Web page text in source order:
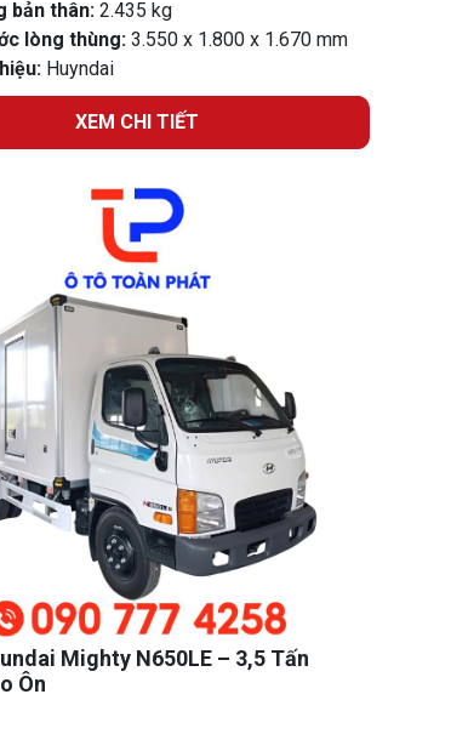
bản thân:2.435 kg
lòng thùng:3.550 x 1.800 x 1.670 mm
Huyndai
XEM CHI TIẾT
Mighty N650LE – 3,5 Tấn
Ôn